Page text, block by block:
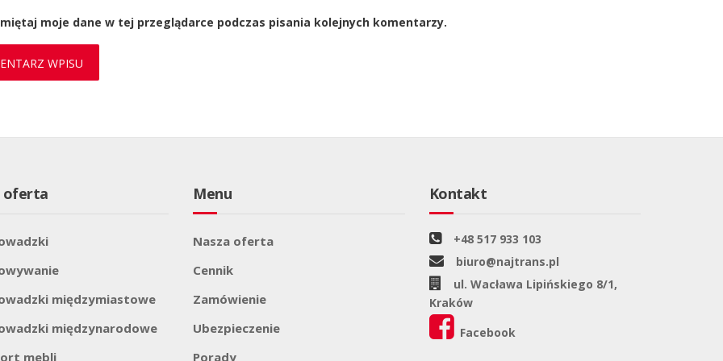
moje dane w tej przeglądarce podczas pisania kolejnych komentarzy.
oferta
międzymiastowe
międzynarodowe
mebli
Menu
Nasza oferta
Cennik
Zamówienie
Ubezpieczenie
Porady
Kontakt
+48 517 933 103
biuro@najtrans.pl
ul. Wacława Lipińskiego 8/1,
Kraków
Facebook